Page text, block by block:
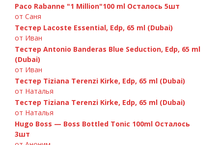
Paco Rabanne "1 Million"100 ml Осталось 5шт
от Саня
Тестер Lacoste Essential, Edp, 65 ml (Dubai)
от Иван
Тестер Antonio Banderas Blue Seduction, Edp, 65 ml
(Dubai)
от Иван
Тестер Tiziana Terenzi Kirke, Edp, 65 ml (Dubai)
от Наталья
Тестер Tiziana Terenzi Kirke, Edp, 65 ml (Dubai)
от Наталья
Hugo Boss — Boss Bottled Tonic 100ml Осталось
3шт